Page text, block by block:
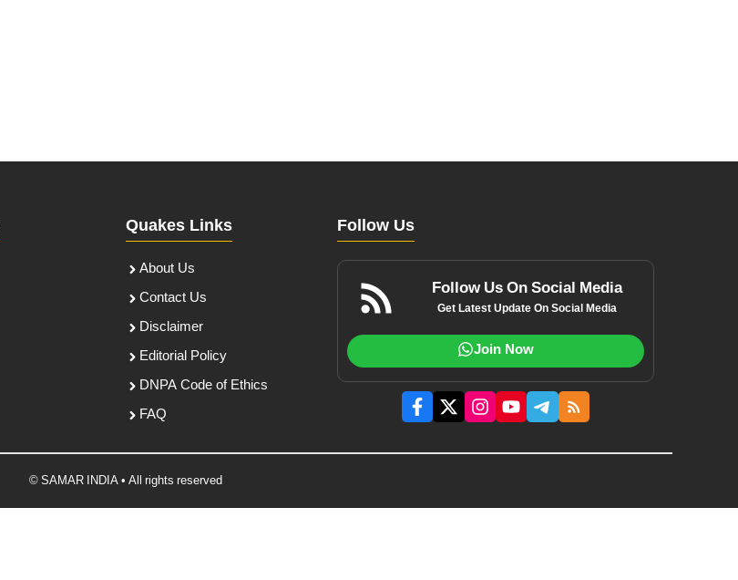
Quakes Links
About Us
Contact Us
Disclaimer
Editorial Policy
DNPA Code of Ethics
FAQ
Follow Us
Follow Us On Social Media
Get Latest Update On Social Media
Join Now
© SAMAR INDIA • All rights reserved